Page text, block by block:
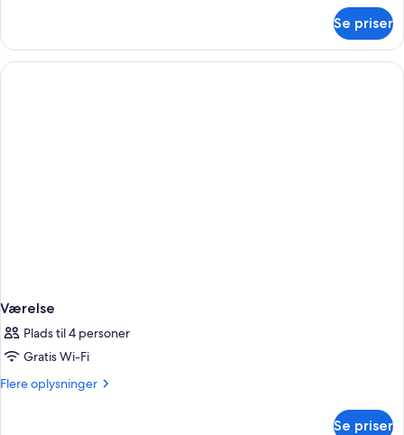
Se priser
Værelse
Plads til 4 personer
Gratis Wi-Fi
Flere oplysninger
Flere
Se priser